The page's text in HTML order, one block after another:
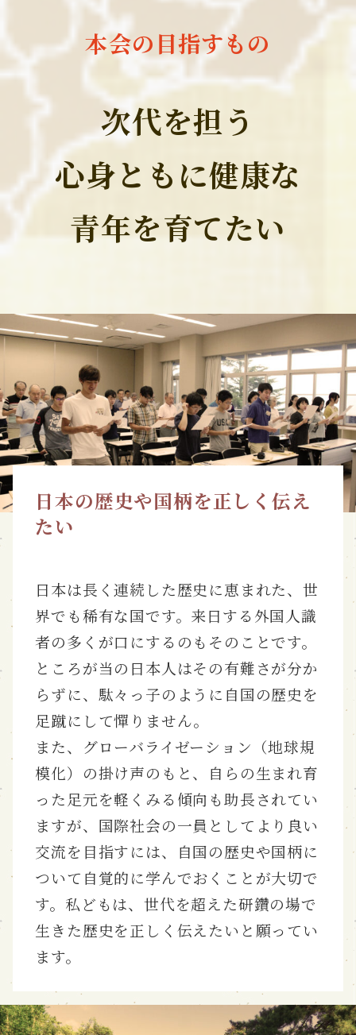
本会の目指すもの
次代を担う
心身ともに健康な
青年を育てたい
日本の歴史や国柄を正しく伝え
たい
日本は長く連続した歴史に恵まれた、世
界でも稀有な国です。来日する外国人識
者の多くが口にするのもそのことです。
ところが当の日本人はその有難さが分か
らずに、駄々っ子のように自国の歴史を
足蹴にして憚りません。
また、グローバライゼーション（地球規
模化）の掛け声のもと、自らの生まれ育
った足元を軽くみる傾向も助長されてい
ますが、国際社会の一員としてより良い
交流を目指すには、自国の歴史や国柄に
ついて自覚的に学んでおくことが大切で
す。私どもは、世代を超えた研鑽の場で
生きた歴史を正しく伝えたいと願ってい
ます。